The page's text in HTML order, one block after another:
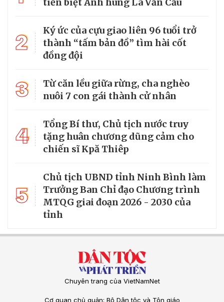
2
Ký ức của cựu giao liên 96 tuổi trở
thành “tấm bản đồ” tìm hài cốt
đồng đội
3
Từ căn lều giữa rừng, cha nghèo
nuôi 7 con gái thành cử nhân
4
Tổng Bí thư, Chủ tịch nước truy
tặng huân chương dũng cảm cho
chiến sĩ Kpă Thiêp
5
Chủ tịch UBND tỉnh Ninh Bình làm
Trưởng Ban Chỉ đạo Chương trình
MTQG giai đoạn 2026 - 2030 của
tỉnh
Chuyên trang của VietNamNet
Cơ quan chủ quản: Bộ Dân tộc và Tôn giáo